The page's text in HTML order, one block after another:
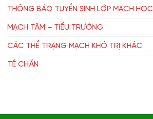
THÔNG BÁO TUYỂN SINH LỚP MẠCH HỌC
MẠCH TÂM – TIỂU TRƯỜNG
CÁC THỂ TRẠNG MẠCH KHÓ TRỊ KHÁC
TỀ CHẨN